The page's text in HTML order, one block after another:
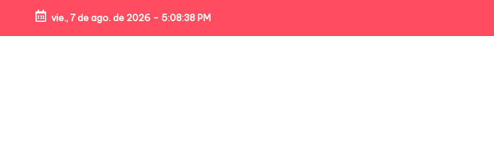
Skip
vie., 7 de ago. de 2026 - 5:08:40 PM